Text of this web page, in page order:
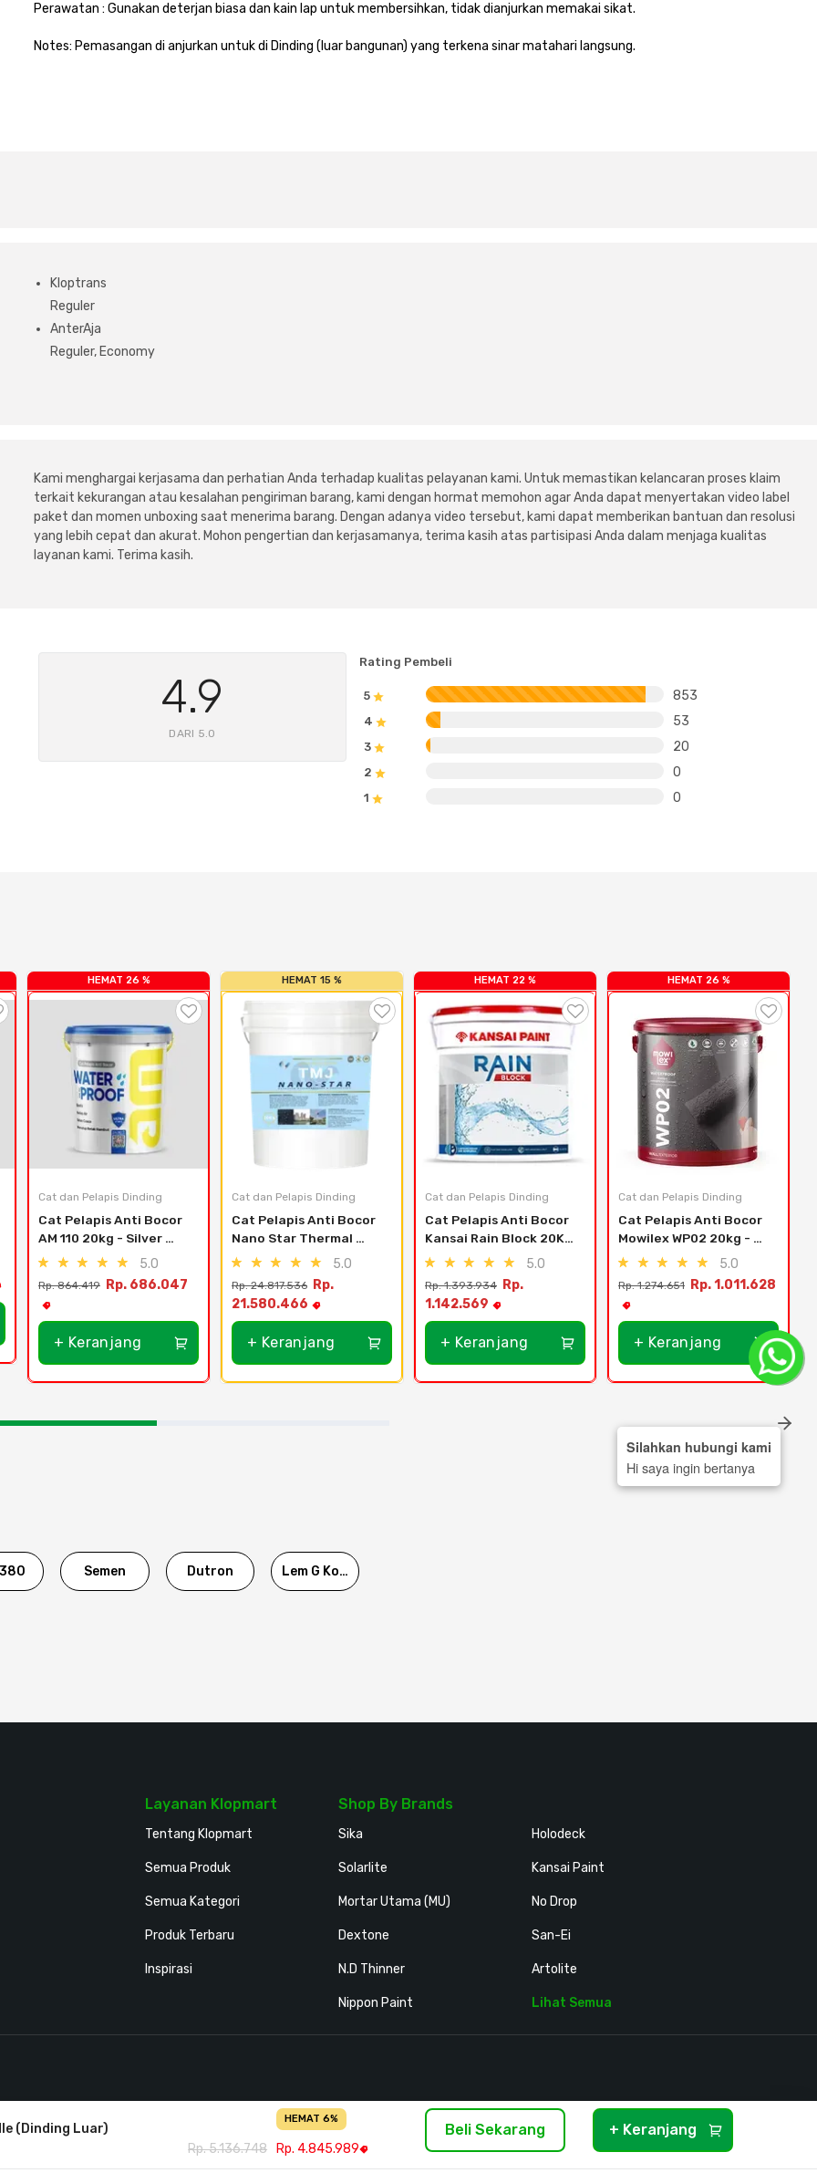
Perawatan : Gunakan deterjan biasa dan kain lap untuk membersihkan, tidak dianjurkan memakai sikat.
Notes: Pemasangan di anjurkan untuk di Dinding (luar bangunan) yang terkena sinar matahari langsung.
Kloptrans
Reguler
AnterAja
Reguler, Economy
Kami menghargai kerjasama dan perhatian Anda terhadap kualitas pelayanan kami. Untuk memastikan kelancaran proses klaim
terkait kekurangan atau kesalahan pengiriman barang, kami dengan hormat memohon agar Anda dapat menyertakan video label
paket dan momen unboxing saat menerima barang. Dengan adanya video tersebut, kami dapat memberikan bantuan dan resolusi
yang lebih cepat dan akurat. Mohon pengertian dan kerjasamanya, terima kasih atas partisipasi Anda dalam menjaga kualitas
layanan kami. Terima kasih.
4.9
DARI 5.0
Rating Pembeli
5 853
4 53
3 20
2 0
1 0
(Dinding Luar)
HEMAT 6%
Rp. 5.136.748 Rp. 4.845.989
Beli Sekarang + Keranjang
HEMAT 26 %
Cat dan Pelapis Dinding
Cat Pelapis Anti Bocor
AM 110 20kg - Silver
Grey
5.0
Rp. 864.419 Rp. 686.047
+ Keranjang
HEMAT 15 %
Cat dan Pelapis Dinding
Cat Pelapis Anti Bocor
Nano Star Thermal
Jacket 10KG
5.0
Rp. 24.817.536
Rp.
21.580.466
+ Keranjang
HEMAT 22 %
Cat dan Pelapis Dinding
Cat Pelapis Anti Bocor
Kansai Rain Block 20Kg
- 684
5.0
Rp. 1.393.934
Rp.
1.142.569
+ Keranjang
HEMAT 26 %
Cat dan Pelapis Dinding
Cat Pelapis Anti Bocor
Mowilex WP02 20kg - Wp
909 Merlin Grey
5.0
Rp. 1.274.651 Rp. 1.011.628
+ Keranjang
Semen Dutron Lem G Korea
Layanan Klopmart
Tentang Klopmart
Semua Produk
Semua Kategori
Produk Terbaru
Inspirasi
Shop By Brands
Sika
Solarlite
Mortar Utama (MU)
Dextone
N.D Thinner
Nippon Paint
Holodeck
Kansai Paint
No Drop
San-Ei
Artolite
Lihat Semua
Silahkan hubungi kami
Hi saya ingin bertanya